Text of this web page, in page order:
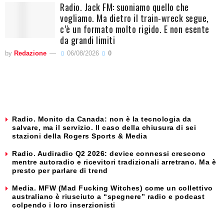
Radio. Jack FM: suoniamo quello che
vogliamo. Ma dietro il train-wreck segue,
c’è un formato molto rigido. E non esente
da grandi limiti
by Redazione 06/08/2026 0
Radio. Monito da Canada: non è la tecnologia da
salvare, ma il servizio. Il caso della chiusura di sei
stazioni della Rogers Sports & Media
Radio. Audiradio Q2 2026: device connessi crescono
mentre autoradio e ricevitori tradizionali arretrano. Ma è
presto per parlare di trend
Media. MFW (Mad Fucking Witches) come un collettivo
australiano è riusciuto a “spegnere” radio e podcast
colpendo i loro inserzionisti